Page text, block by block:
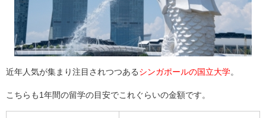
近年人気が集まり注目されつつある シンガポールの国立大学
こちらも1年間の留学の目安でこれぐらいの金額です。